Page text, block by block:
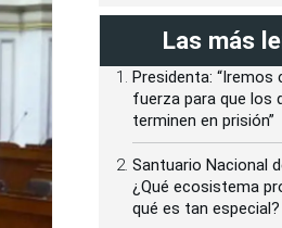
Las más
Presidenta: “Iremos
fuerza para que los
terminen en prisión”
Santuario Nacional
¿Qué ecosistema
qué es tan especial?